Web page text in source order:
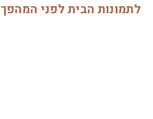
לתמונות הבית לפני המהפך